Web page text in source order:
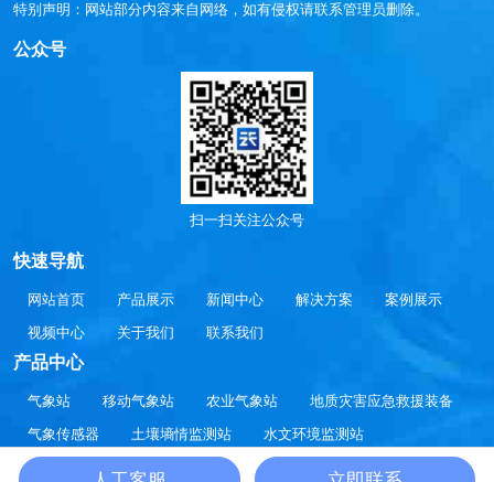
特别声明：网站部分内容来自网络，如有侵权请联系管理员删除。
公众号
扫一扫关注公众号
快速导航
网站首页 产品展示 新闻中心 解决方案
案例展示
视频中心
关于我们 联系我们
产品中心
气象站 移动气象站 农业气象站
地质灾害应急救援装备
气象传感器
土壤墒情监测站
水文环境监测站
大气环境监测站
通信设备